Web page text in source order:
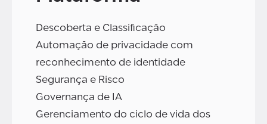
Descoberta e Classificação
Automação de privacidade com
reconhecimento de identidade
Segurança e Risco
Governança de IA
Gerenciamento do ciclo de vida dos